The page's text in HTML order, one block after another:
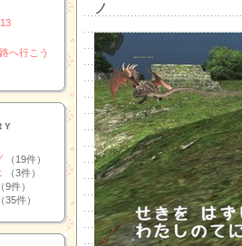
ノ
へ行こう
（19件）
（3件）
（9件）
（35件）